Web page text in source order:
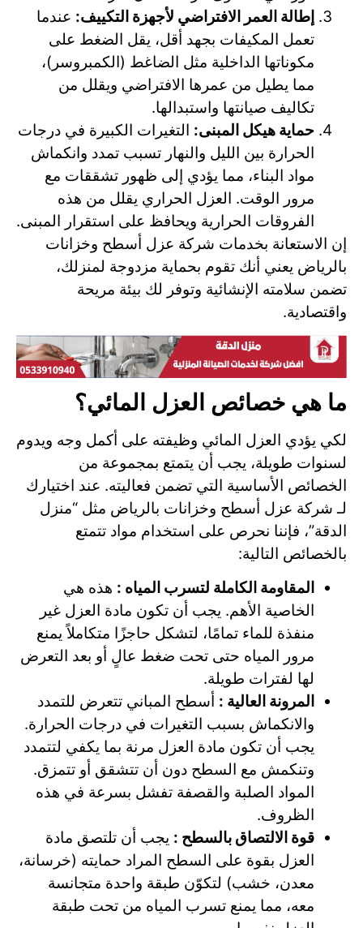
إطالة العمر الافتراضي لأجهزة التكييف: عندما
تعمل المكيفات بجهد أقل، يقل الضغط على
مكوناتها الداخلية مثل الضاغط (الكمبروسر)،
مما يطيل من عمرها الافتراضي ويقلل من
تكاليف صيانتها واستبدالها.
حماية هيكل المبنى: التغيرات الكبيرة في درجات
الحرارة بين الليل والنهار تسبب تمدد وانكماش
مواد البناء، مما يؤدي إلى ظهور تشققات مع
مرور الوقت. العزل الحراري يقلل من هذه
الفروقات الحرارية ويحافظ على استقرار المبنى.
إن الاستعانة بخدمات شركة عزل أسطح وخزانات
بالرياض يعني أنك تقوم بحماية مزدوجة لمنزلك،
تضمن سلامته الإنشائية وتوفر لك بيئة مريحة
واقتصادية.
ما هي خصائص العزل المائي؟
لكي يؤدي العزل المائي وظيفته على أكمل وجه ويدوم
لسنوات طويلة، يجب أن يتمتع بمجموعة من
الخصائص الأساسية التي تضمن فعاليته. عند اختيارك
لـ شركة عزل أسطح وخزانات بالرياض مثل “منزل
الدقة”، فإننا نحرص على استخدام مواد تتمتع
بالخصائص التالية:
المقاومة الكاملة لتسرب المياه : هذه هي
الخاصية الأهم. يجب أن تكون مادة العزل غير
منفذة للماء تمامًا، لتشكل حاجزًا متكاملاً يمنع
مرور المياه حتى تحت ضغط عالٍ أو بعد التعرض
لها لفترات طويلة.
المرونة العالية : أسطح المباني تتعرض للتمدد
والانكماش بسبب التغيرات في درجات الحرارة.
يجب أن تكون مادة العزل مرنة بما يكفي لتتمدد
وتنكمش مع السطح دون أن تتشقق أو تتمزق.
المواد الصلبة والقصفة تفشل بسرعة في هذه
الظروف.
قوة الالتصاق بالسطح : يجب أن تلتصق مادة
العزل بقوة على السطح المراد حمايته (خرسانة،
معدن، خشب) لتكوّن طبقة واحدة متجانسة
معه، مما يمنع تسرب المياه من تحت طبقة